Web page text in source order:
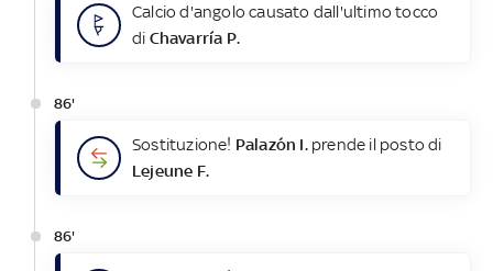
Calcio d'angolo causato dall'ultimo tocco
di Chavarría P.
86'
Sostituzione! Palazón I.prende il posto di
Lejeune F.
86'